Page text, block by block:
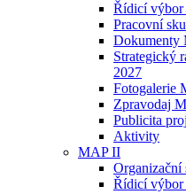
Řídicí
Pracovní
Dokumenty
Strategický
2027
Fotogalerie
Zpravodaj
Publicita
Aktivity
MAP II
Řídicí